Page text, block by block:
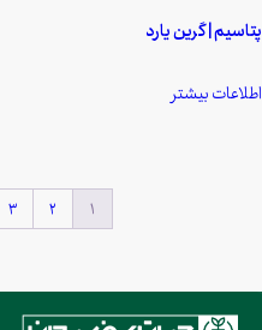
پتاسیم | گرین یارد
اطلاعات بیشتر
۱ ۲ ۳